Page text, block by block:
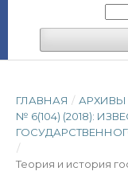
ГЛАВНАЯ / АРХИВЫ
№ 6(104) (2018):
/
Теория и история